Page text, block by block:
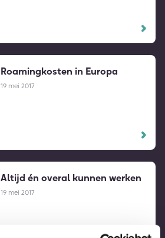
Roamingkosten in Europa
19 mei 2017
Altijd én overal kunnen werken
19 mei 2017